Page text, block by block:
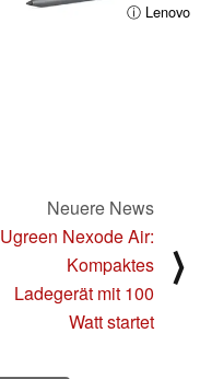
ⓘ Lenovo
Neuere News
Ugreen Nexode Air:
Kompaktes
Ladegerät mit 100
Watt startet
⟩